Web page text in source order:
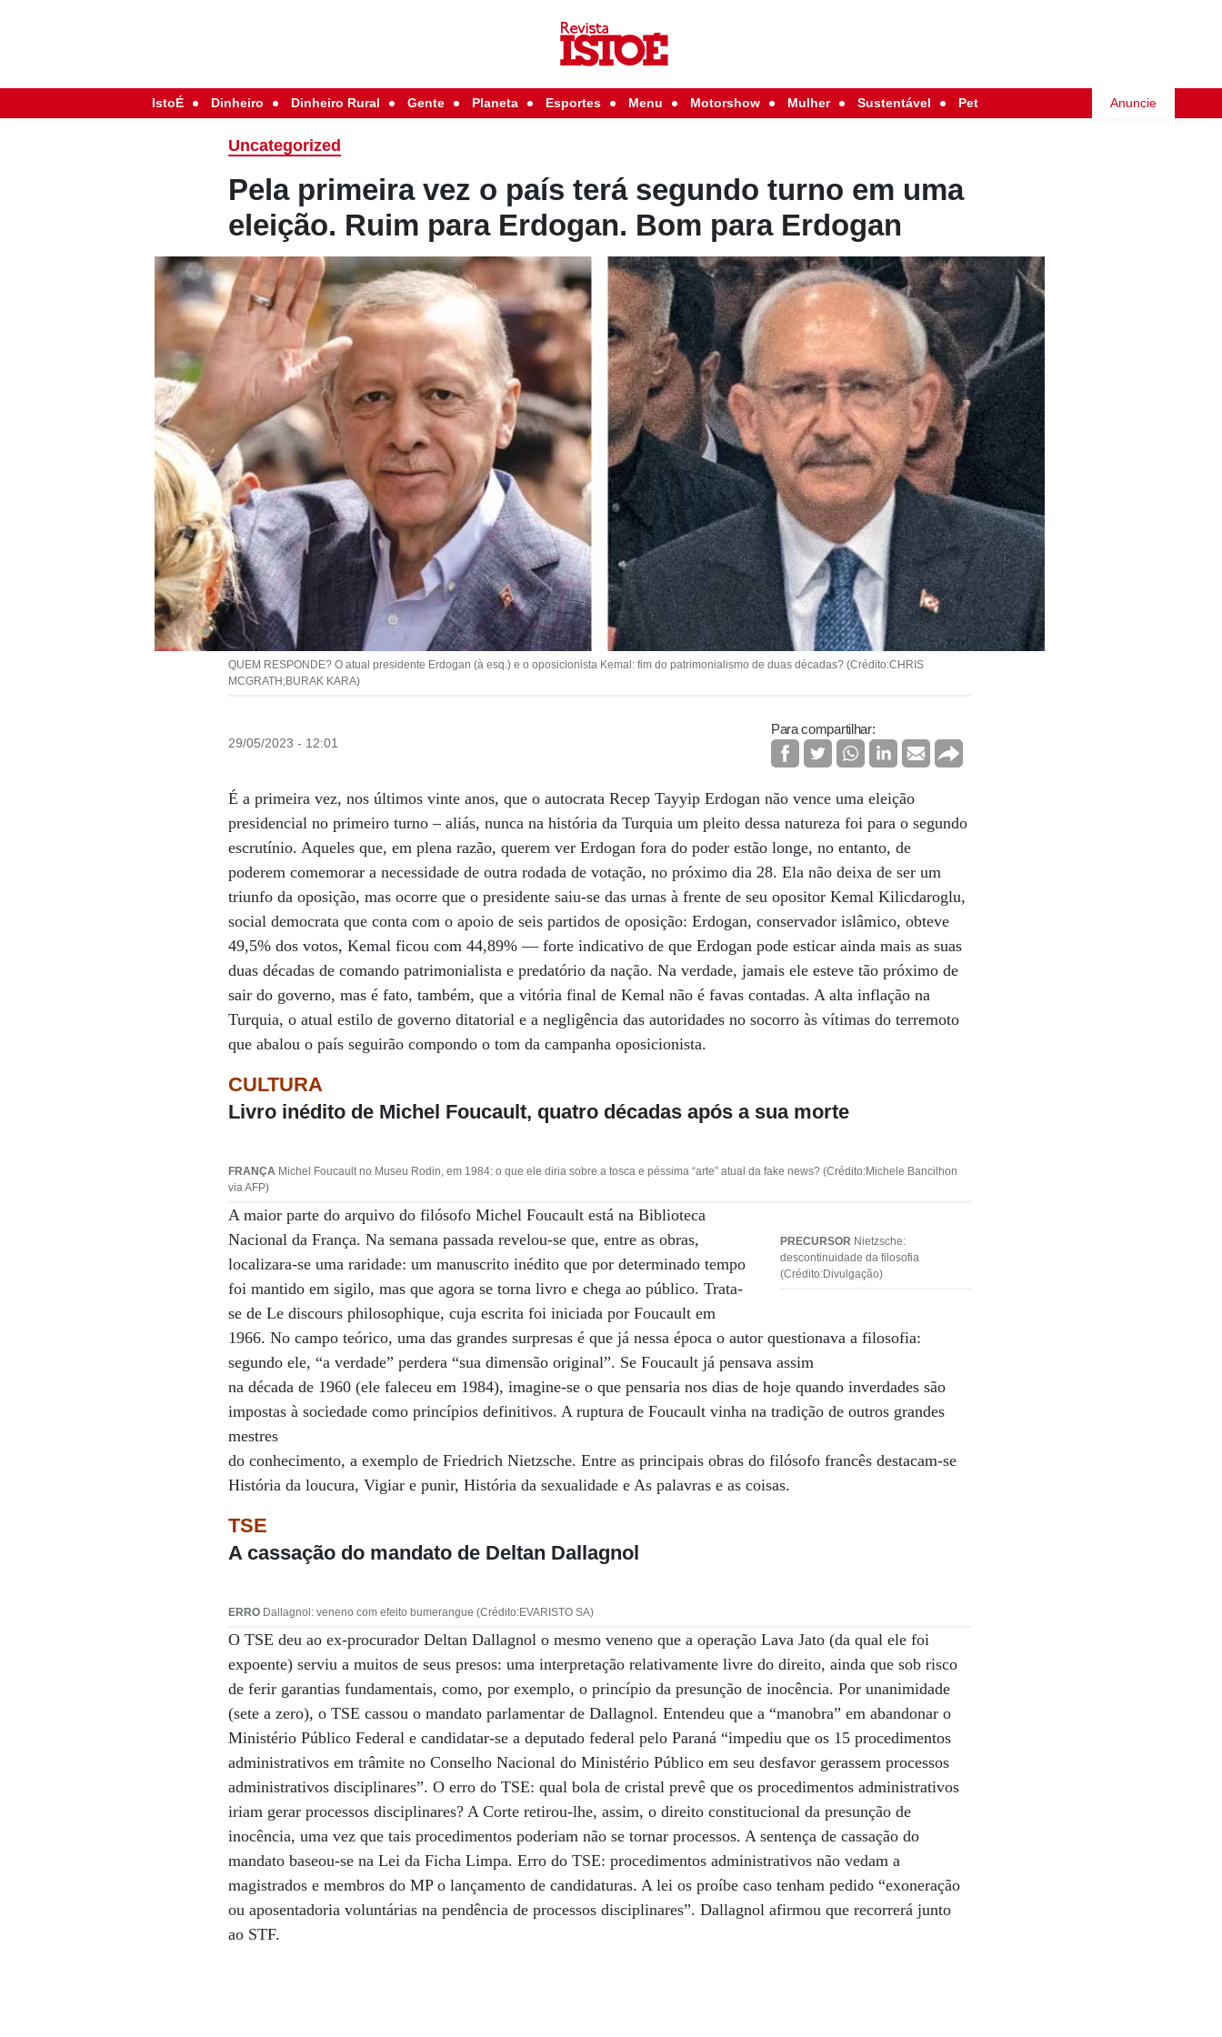
IstoÉ Dinheiro Dinheiro Rural Gente Planeta Esportes Menu Motorshow Mulher Sustentável Pet Anuncie
Uncategorized
Pela primeira vez o país terá segundo turno em uma
eleição. Ruim para Erdogan. Bom para Erdogan
QUEM RESPONDE? O atual presidente Erdogan (à esq.) e o oposicionista Kemal: fim do patrimonialismo de duas décadas? (Crédito:CHRIS
MCGRATH;BURAK KARA)
29/05/2023 - 12:01
Para compartilhar:
É a primeira vez, nos últimos vinte anos, que o autocrata Recep Tayyip Erdogan não vence uma eleição
presidencial no primeiro turno – aliás, nunca na história da Turquia um pleito dessa natureza foi para o segundo
escrutínio. Aqueles que, em plena razão, querem ver Erdogan fora do poder estão longe, no entanto, de
poderem comemorar a necessidade de outra rodada de votação, no próximo dia 28. Ela não deixa de ser um
triunfo da oposição, mas ocorre que o presidente saiu-se das urnas à frente de seu opositor Kemal Kilicdaroglu,
social democrata que conta com o apoio de seis partidos de oposição: Erdogan, conservador islâmico, obteve
49,5% dos votos, Kemal ficou com 44,89% — forte indicativo de que Erdogan pode esticar ainda mais as suas
duas décadas de comando patrimonialista e predatório da nação. Na verdade, jamais ele esteve tão próximo de
sair do governo, mas é fato, também, que a vitória final de Kemal não é favas contadas. A alta inflação na
Turquia, o atual estilo de governo ditatorial e a negligência das autoridades no socorro às vítimas do terremoto
que abalou o país seguirão compondo o tom da campanha oposicionista.
CULTURA
Livro inédito de Michel Foucault, quatro décadas após a sua morte
FRANÇA Michel Foucault no Museu Rodin, em 1984: o que ele diria sobre a tosca e péssima “arte” atual da fake news? (Crédito:Michele Bancilhon
via AFP)
PRECURSOR Nietzsche:
descontinuidade da filosofia
(Crédito:Divulgação)
A maior parte do arquivo do filósofo Michel Foucault está na Biblioteca
Nacional da França. Na semana passada revelou-se que, entre as obras,
localizara-se uma raridade: um manuscrito inédito que por determinado tempo
foi mantido em sigilo, mas que agora se torna livro e chega ao público. Trata-
se de Le discours philosophique, cuja escrita foi iniciada por Foucault em
1966. No campo teórico, uma das grandes surpresas é que já nessa época o autor questionava a filosofia:
segundo ele, “a verdade” perdera “sua dimensão original”. Se Foucault já pensava assim
na década de 1960 (ele faleceu em 1984), imagine-se o que pensaria nos dias de hoje quando inverdades são
impostas à sociedade como princípios definitivos. A ruptura de Foucault vinha na tradição de outros grandes
mestres
do conhecimento, a exemplo de Friedrich Nietzsche. Entre as principais obras do filósofo francês destacam-se
História da loucura, Vigiar e punir, História da sexualidade e As palavras e as coisas.
TSE
A cassação do mandato de Deltan Dallagnol
ERRO Dallagnol: veneno com efeito bumerangue (Crédito:EVARISTO SA)
O TSE deu ao ex-procurador Deltan Dallagnol o mesmo veneno que a operação Lava Jato (da qual ele foi
expoente) serviu a muitos de seus presos: uma interpretação relativamente livre do direito, ainda que sob risco
de ferir garantias fundamentais, como, por exemplo, o princípio da presunção de inocência. Por unanimidade
(sete a zero), o TSE cassou o mandato parlamentar de Dallagnol. Entendeu que a “manobra” em abandonar o
Ministério Público Federal e candidatar-se a deputado federal pelo Paraná “impediu que os 15 procedimentos
administrativos em trâmite no Conselho Nacional do Ministério Público em seu desfavor gerassem processos
administrativos disciplinares”. O erro do TSE: qual bola de cristal prevê que os procedimentos administrativos
iriam gerar processos disciplinares? A Corte retirou-lhe, assim, o direito constitucional da presunção de
inocência, uma vez que tais procedimentos poderiam não se tornar processos. A sentença de cassação do
mandato baseou-se na Lei da Ficha Limpa. Erro do TSE: procedimentos administrativos não vedam a
magistrados e membros do MP o lançamento de candidaturas. A lei os proíbe caso tenham pedido “exoneração
ou aposentadoria voluntárias na pendência de processos disciplinares”. Dallagnol afirmou que recorrerá junto
ao STF.